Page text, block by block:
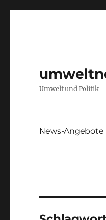
Umwelt und Politik
News-Angebote